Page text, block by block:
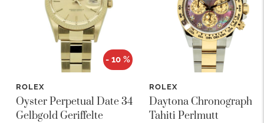
- 10 %
ROLEX
Oyster Perpetual Date 34
Gelbgold Geriffelte
ROLEX
Daytona Chronograph
Tahiti Perlmutt